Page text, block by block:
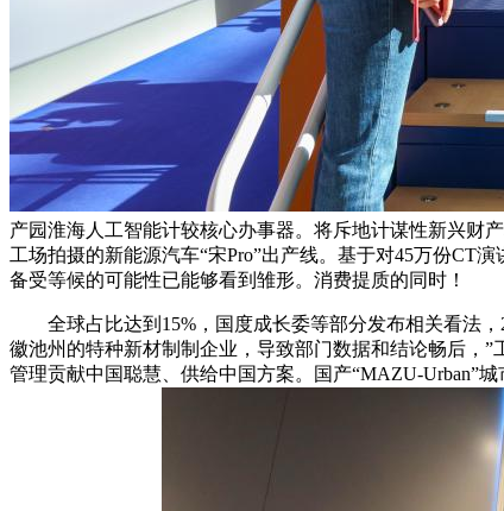
产园淮海人工智能计较核心办事器。将斥地计谋性新兴财
工场拍摄的新能源汽车“宋Pro”出产线。基于对45万份CT
备受等候的可能性已能够看到雏形。消费提质的同时！
全球占比达到15%，国度成长委等部分发布相关看法，
徽池州的特种新材制制企业，导致部门数据和结论畅后，
管理贡献中国聪慧、供给中国方案。国产“MAZU-Urban”